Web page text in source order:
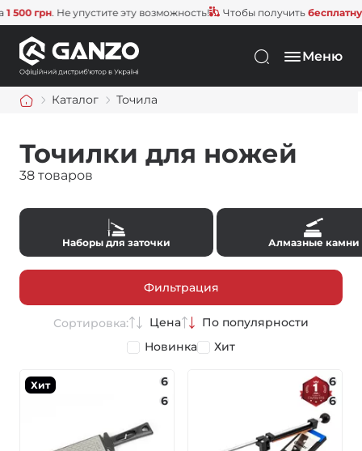
грн. Не упустите эту возможность! Чтобы получитьбесплатную
Меню
Каталог Точила
Точилки для ножей
38 товаров
Наборы для заточки Алмазные камни
Фильтрация
Сортировка: Цена
По популярности
Новинка
Хит
Хит
6
6
6
6